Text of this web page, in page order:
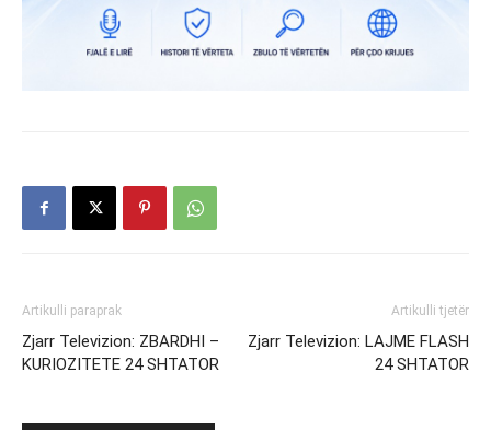
Artikulli paraprak
Zjarr Televizion: ZBARDHI –
KURIOZITETE 24 SHTATOR
Artikulli tjetër
Zjarr Televizion: LAJME FLASH
24 SHTATOR